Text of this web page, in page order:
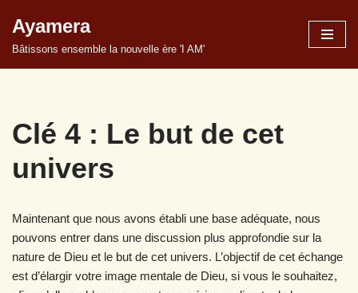
Aller
Ayamera
Bâtissons ensemble la nouvelle ère 'I AM'
Clé 4 : Le but de cet
univers
Maintenant que nous avons établi une base adéquate, nous
pouvons entrer dans une discussion plus approfondie sur la
nature de Dieu et le but de cet univers. L’objectif de cet échange
est d’élargir votre image mentale de Dieu, si vous le souhaitez,